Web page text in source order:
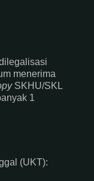
menerima
SKHU/SKL
1
(UKT):